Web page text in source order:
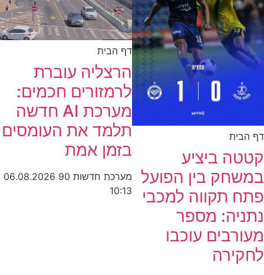
דף הבית
קטטה ביציע
במשחק בין הפועל
פתח תקווה למכבי
נתניה: מספר
מעורבים עוכבו
לחקירה
דף הבית
הרצליה עוברת
לרמזורים חכמים:
מערכת AI חדשה
תלמד את העומסים
בזמן אמת
מערכת חדשות 90
06.08.2026
10:13